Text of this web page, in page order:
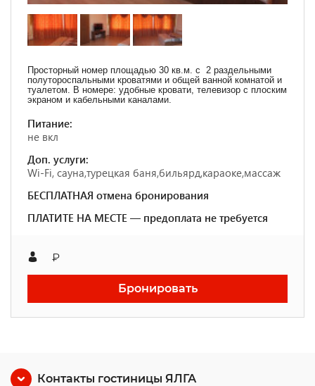
Просторный номер площадью 30 кв.м. с 2 раздельными
полутороспальными кроватями и общей ванной комнатой и
туалетом. В номере: удобные кровати, телевизор с плоским
экраном и кабельными каналами.
Питание:
не вкл
Доп. услуги:
Wi-Fi, сауна,турецкая баня,бильярд,караоке,массаж
БЕСПЛАТНАЯ отмена бронирования
ПЛАТИТЕ НА МЕСТЕ — предоплата не требуется
₽
Бронировать
Контакты гостиницы ЯЛГА